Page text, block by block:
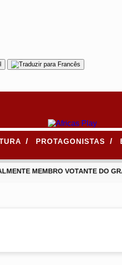
/ PROTAGONISTAS /
MEMBRO VOTANTE DO